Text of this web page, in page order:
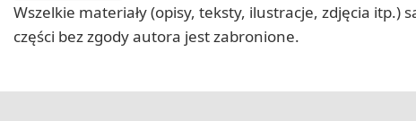
Wszelkie materiały (opisy, teksty, ilustracje, zdjęcia
części bez zgody autora jest zabronione.